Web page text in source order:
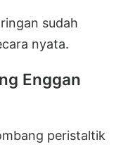
sudah
nyata.
Enggan
peristaltik